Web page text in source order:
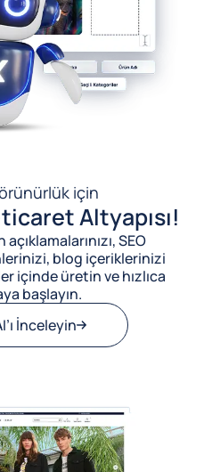
için
Altyapısı!
SEO
blog içeriklerinizi
içinde üretin ve hızlıca
başlayın.
İnceleyin